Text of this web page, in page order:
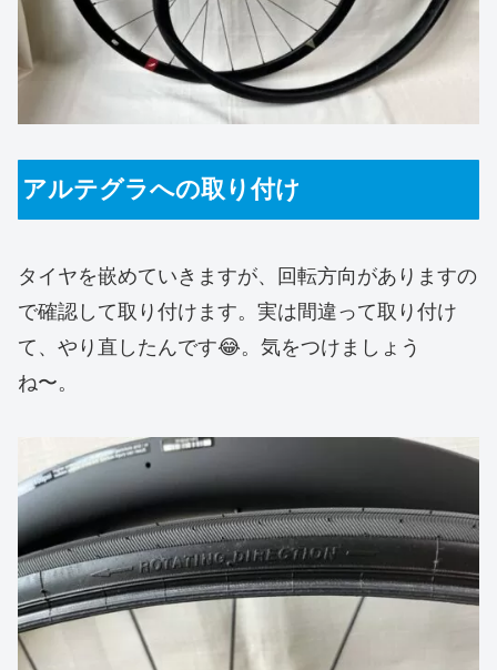
アルテグラへの取り付け
タイヤを嵌めていきますが、回転方向がありますの
で確認して取り付けます。実は間違って取り付け
て、やり直したんです😂。気をつけましょう
ね〜。